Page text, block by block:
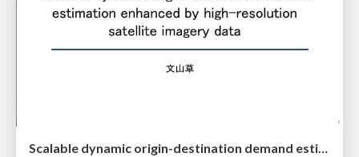
Scalable dynamic origin-destination demand estimation enhanced by high-resolution satellite imagery data